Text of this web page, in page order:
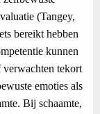
(Tangey,
bereikt hebben
kunnen
tekort
emoties als
Bij schaamte,